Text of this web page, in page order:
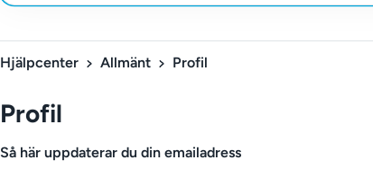
Hjälpcenter Allmänt Profil
Profil
Så här uppdaterar du din emailadress